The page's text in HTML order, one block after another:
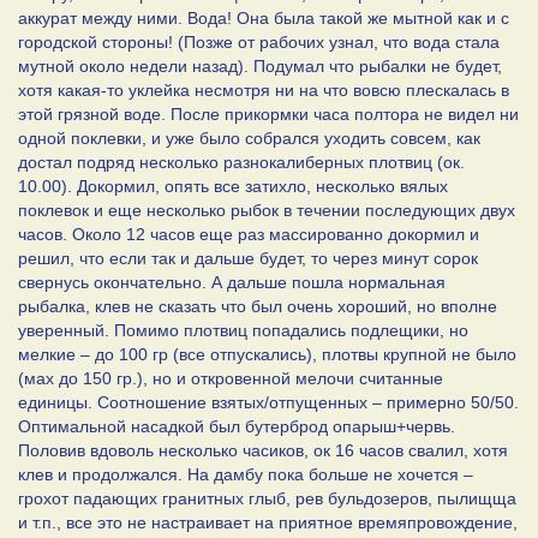
аккурат между ними. Вода! Она была такой же мытной как и с
городской стороны! (Позже от рабочих узнал, что вода стала
мутной около недели назад). Подумал что рыбалки не будет,
хотя какая-то уклейка несмотря ни на что вовсю плескалась в
этой грязной воде. После прикормки часа полтора не видел ни
одной поклевки, и уже было собрался уходить совсем, как
достал подряд несколько разнокалиберных плотвиц (ок.
10.00). Докормил, опять все затихло, несколько вялых
поклевок и еще несколько рыбок в течении последующих двух
часов. Около 12 часов еще раз массированно докормил и
решил, что если так и дальше будет, то через минут сорок
свернусь окончательно. А дальше пошла нормальная
рыбалка, клев не сказать что был очень хороший, но вполне
уверенный. Помимо плотвиц попадались подлещики, но
мелкие – до 100 гр (все отпускались), плотвы крупной не было
(мах до 150 гр.), но и откровенной мелочи считанные
единицы. Соотношение взятых/отпущенных – примерно 50/50.
Оптимальной насадкой был бутерброд опарыш+червь.
Половив вдоволь несколько часиков, ок 16 часов свалил, хотя
клев и продолжался. На дамбу пока больше не хочется –
грохот падающих гранитных глыб, рев бульдозеров, пылищща
и т.п., все это не настраивает на приятное времяпровождение,